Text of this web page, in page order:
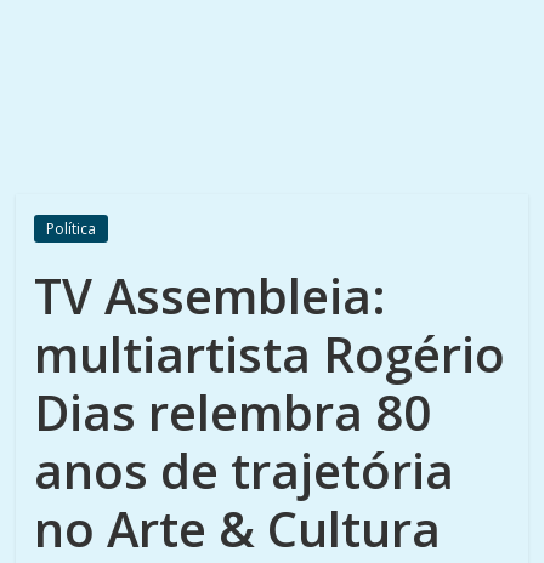
Política
TV Assembleia:
multiartista Rogério
Dias relembra 80
anos de trajetória
no Arte & Cultura